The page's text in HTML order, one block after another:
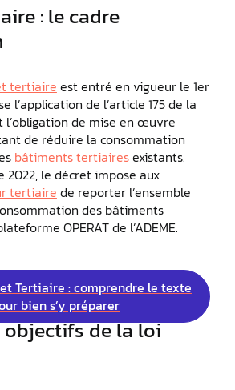
: le cadre
tertiaire est entré en vigueur le 1er
l’application de l’article 175 de la
l’obligation de mise en œuvre
de réduire la consommation
bâtiments tertiairesexistants.
2022, le décret impose aux
tertiaire de reporter l’ensemble
des bâtiments
OPERAT de l’ADEME.
Tertiaire : comprendre le texte
bien s’y préparer
objectifs de la loi